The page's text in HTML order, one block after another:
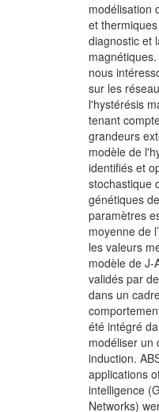
modélisation
et
diagnostic et
nous
sur les
l'hystérésis
tenant
grandeurs
modèle de
identifiés et
stochastique
génétiques
paramètres
moyenne de
les valeurs
modèle de J-
validés par
dans un
été intégré
modéliser un
induction.
applications
intelligence
Networks)